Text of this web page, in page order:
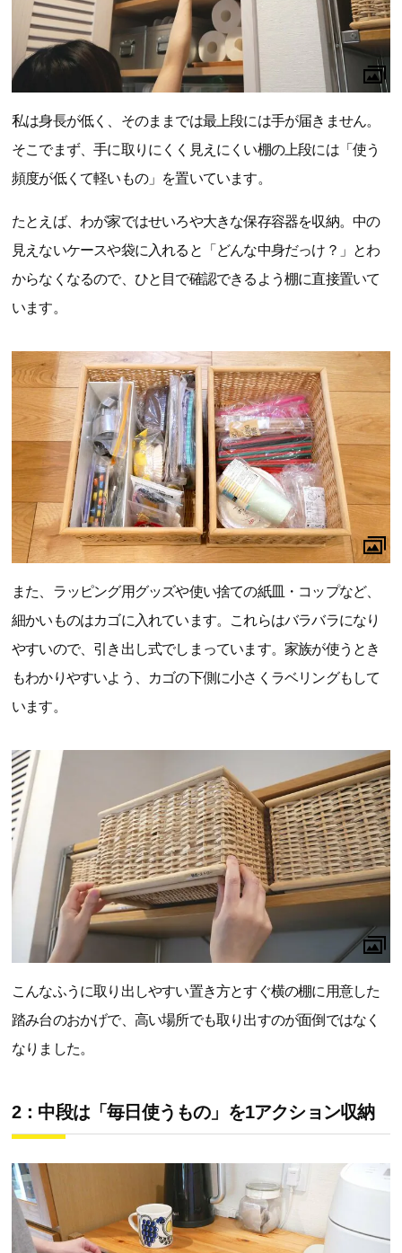
私は身長が低く、そのままでは最上段には手が届きません。
そこでまず、手に取りにくく見えにくい棚の上段には「使う
頻度が低くて軽いもの」を置いています。
たとえば、わが家ではせいろや大きな保存容器を収納。中の
見えないケースや袋に入れると「どんな中身だっけ？」とわ
からなくなるので、ひと目で確認できるよう棚に直接置いて
います。
また、ラッピング用グッズや使い捨ての紙皿・コップなど、
細かいものはカゴに入れています。これらはバラバラになり
やすいので、引き出し式でしまっています。家族が使うとき
もわかりやすいよう、カゴの下側に小さくラベリングもして
います。
こんなふうに取り出しやすい置き方とすぐ横の棚に用意した
踏み台のおかげで、高い場所でも取り出すのが面倒ではなく
なりました。
2：中段は「毎日使うもの」を1アクション収納